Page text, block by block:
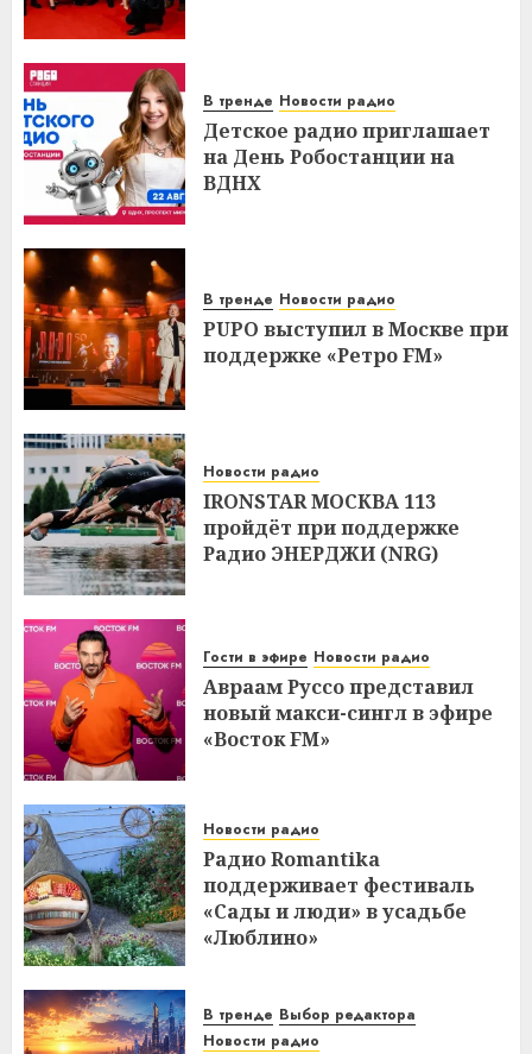
В тренде Новости радио
Детское радио приглашает
на День Робостанции на
ВДНХ
В тренде Новости радио
PUPO выступил в Москве при
поддержке «Ретро FM»
Новости радио
IRONSTAR МОСКВА 113
пройдёт при поддержке
Радио ЭНЕРДЖИ (NRG)
Гости в эфире Новости радио
Авраам Руссо представил
новый макси-сингл в эфире
«Восток FM»
Новости радио
Радио Romantika
поддерживает фестиваль
«Сады и люди» в усадьбе
«Люблино»
В тренде Выбор редактора
Новости радио